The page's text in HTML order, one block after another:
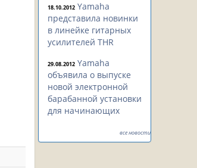
18.10.2012 Yamaha
представила новинки
в линейке гитарных
усилителей THR
29.08.2012 Yamaha
объявила о выпуске
новой электронной
барабанной установки
для начинающих
все новости